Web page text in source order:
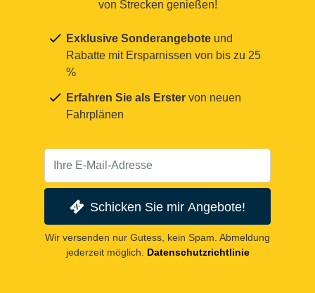
von Strecken genießen!
Exklusive Sonderangebote und
Rabatte mit Ersparnissen von bis zu 25
%
Erfahren Sie als Erster von neuen
Fahrplänen
Schicken Sie mir Angebote!
Wir versenden nur Gutess, kein Spam. Abmeldung
jederzeit möglich.
Datenschutzrichtlinie